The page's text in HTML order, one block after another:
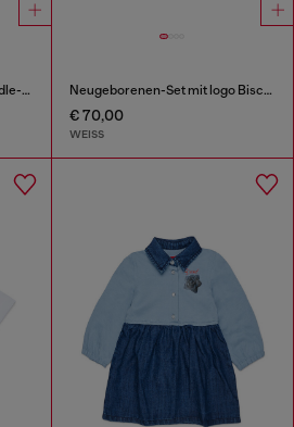
Set für Neugeborene mit doodle-logo Print Neugeborenen-Set mit logo Biscotto print
€ 70,00
WEISS